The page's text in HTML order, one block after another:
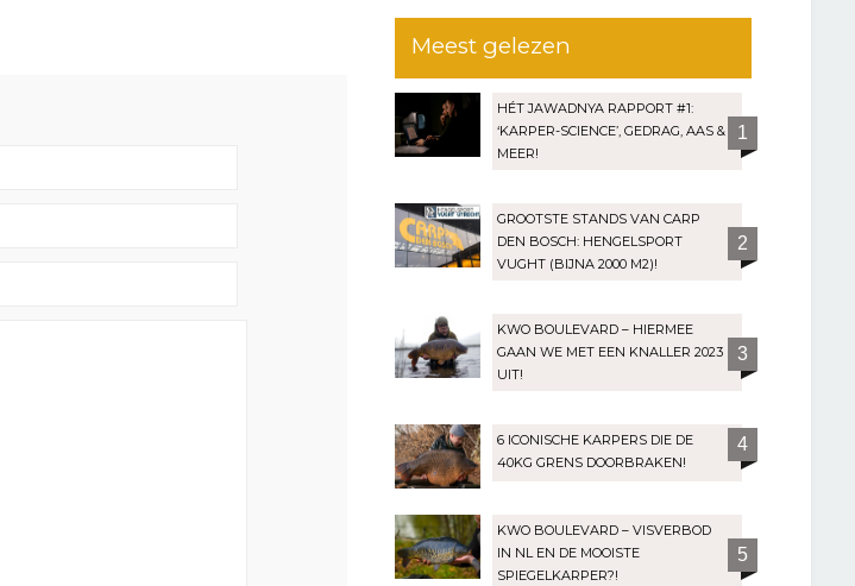
Meest gelezen
HÉT JAWADNYA RAPPORT #1:
‘KARPER-SCIENCE’, GEDRAG, AAS &
MEER!
1
GROOTSTE STANDS VAN CARP
DEN BOSCH: HENGELSPORT
VUGHT (BIJNA 2000 M2)!
2
KWO BOULEVARD – HIERMEE
GAAN WE MET EEN KNALLER 2023
UIT!
3
6 ICONISCHE KARPERS DIE DE
40KG GRENS DOORBRAKEN!
4
KWO BOULEVARD – VISVERBOD
IN NL EN DE MOOISTE
SPIEGELKARPER?!
5